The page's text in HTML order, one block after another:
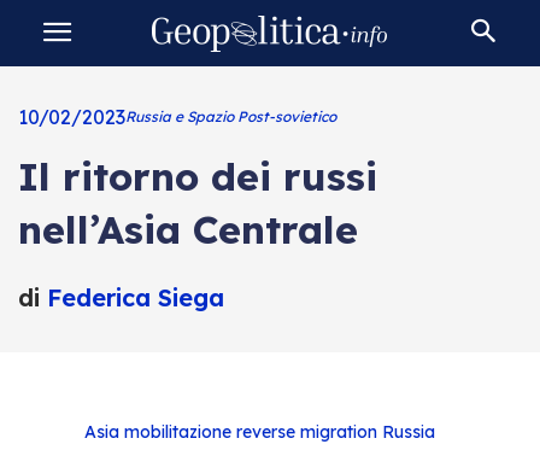
10/02/2023Russia e Spazio Post-sovietico
Il ritorno dei russi
nell’Asia Centrale
di Federica Siega
Asia mobilitazione reverse migration Russia